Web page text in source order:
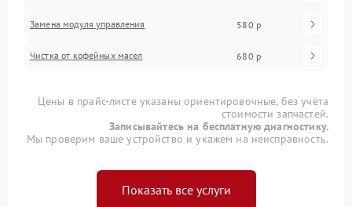
Замена модуля управления 580 р
Чистка от кофейных масел 680 р
Цены в прайс-листе указаны ориентировочные, без учета
стоимости запчастей.
Записывайтесь на бесплатную диагностику.
Мы проверим ваше устройство и укажем на неисправность.
Показать все услуги